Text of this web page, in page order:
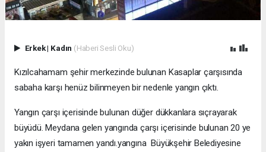
Erkek| Kadın (Haberi Sesli Oku)
Kızılcahamam şehir merkezinde bulunan Kasaplar çarşısında
sabaha karşı henüz bilinmeyen bir nedenle yangın çıktı.
Yangın çarşı içerisinde bulunan düğer dükkanlara sıçrayarak
büyüdü. Meydana gelen yangında çarşı içerisinde bulunan 20 ye
yakın işyeri tamamen yandı.yangına Büyükşehir Belediyesine